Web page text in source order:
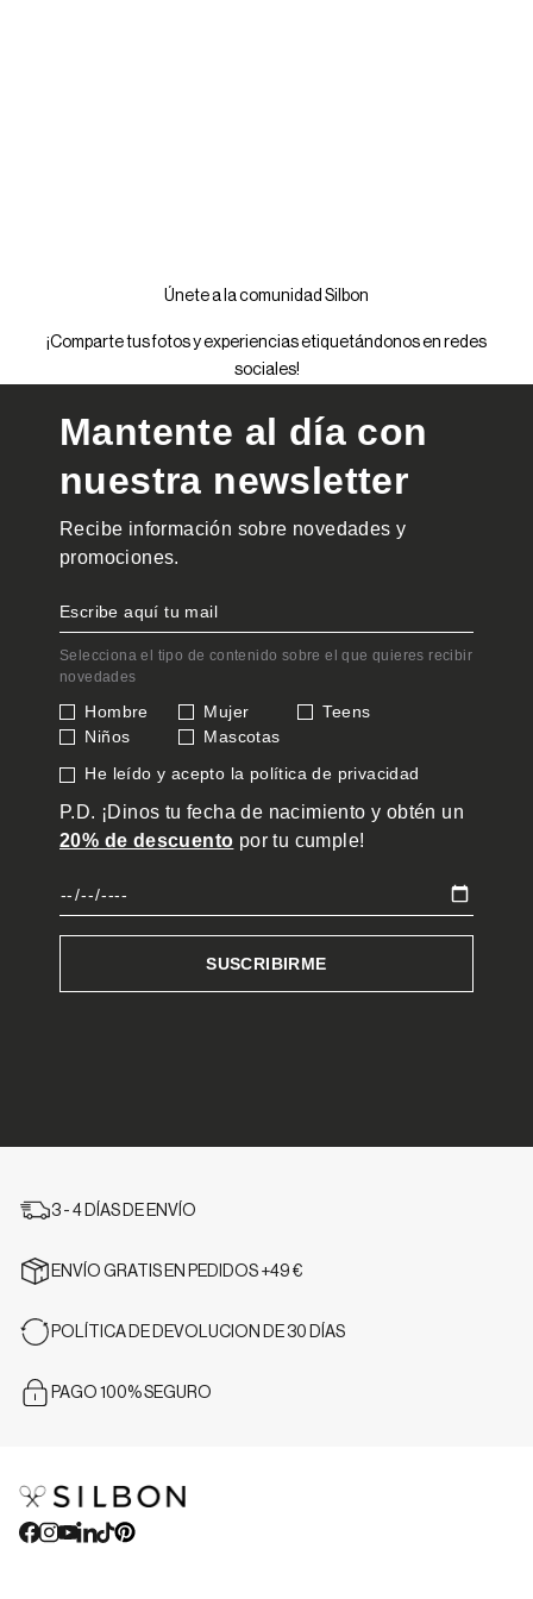
Únete a la comunidad Silbon
¡Comparte tus fotos y experiencias etiquetándonos en redes
sociales!
3 - 4 DÍAS DE ENVÍO
ENVÍO GRATIS EN PEDIDOS +49 €
POLÍTICA DE DEVOLUCION DE 30 DÍAS
PAGO 100% SEGURO